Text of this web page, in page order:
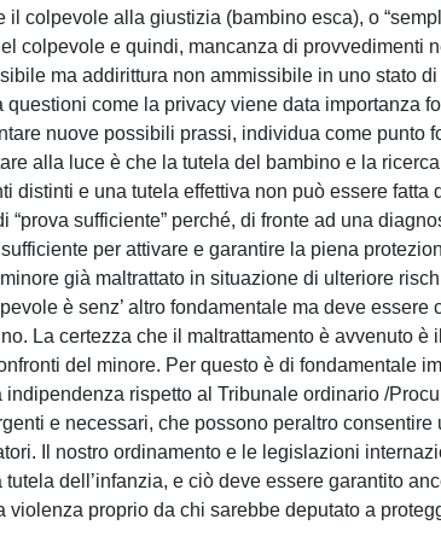
il colpevole alla giustizia (bambino esca), o
colpevole e quindi, mancanza di provvedimenti
ma addirittura non ammissibile in uno stato
questioni come la privacy viene data importanza
nuove possibili prassi, individua come punto
alla luce è che la tutela del bambino e la
distinti e una tutela effettiva non può essere
“prova sufficiente” perché, di fronte ad una
per attivare e garantire la piena
già maltrattato in situazione di ulteriore
è senz’ altro fondamentale ma deve
La certezza che il maltrattamento è avvenuto è
del minore. Per questo è di fondamentale
indipendenza rispetto al Tribunale ordinario /
e necessari, che possono peraltro
Il nostro ordinamento e le legislazioni
dell’infanzia, e ciò deve essere garantito
violenza proprio da chi sarebbe deputato a